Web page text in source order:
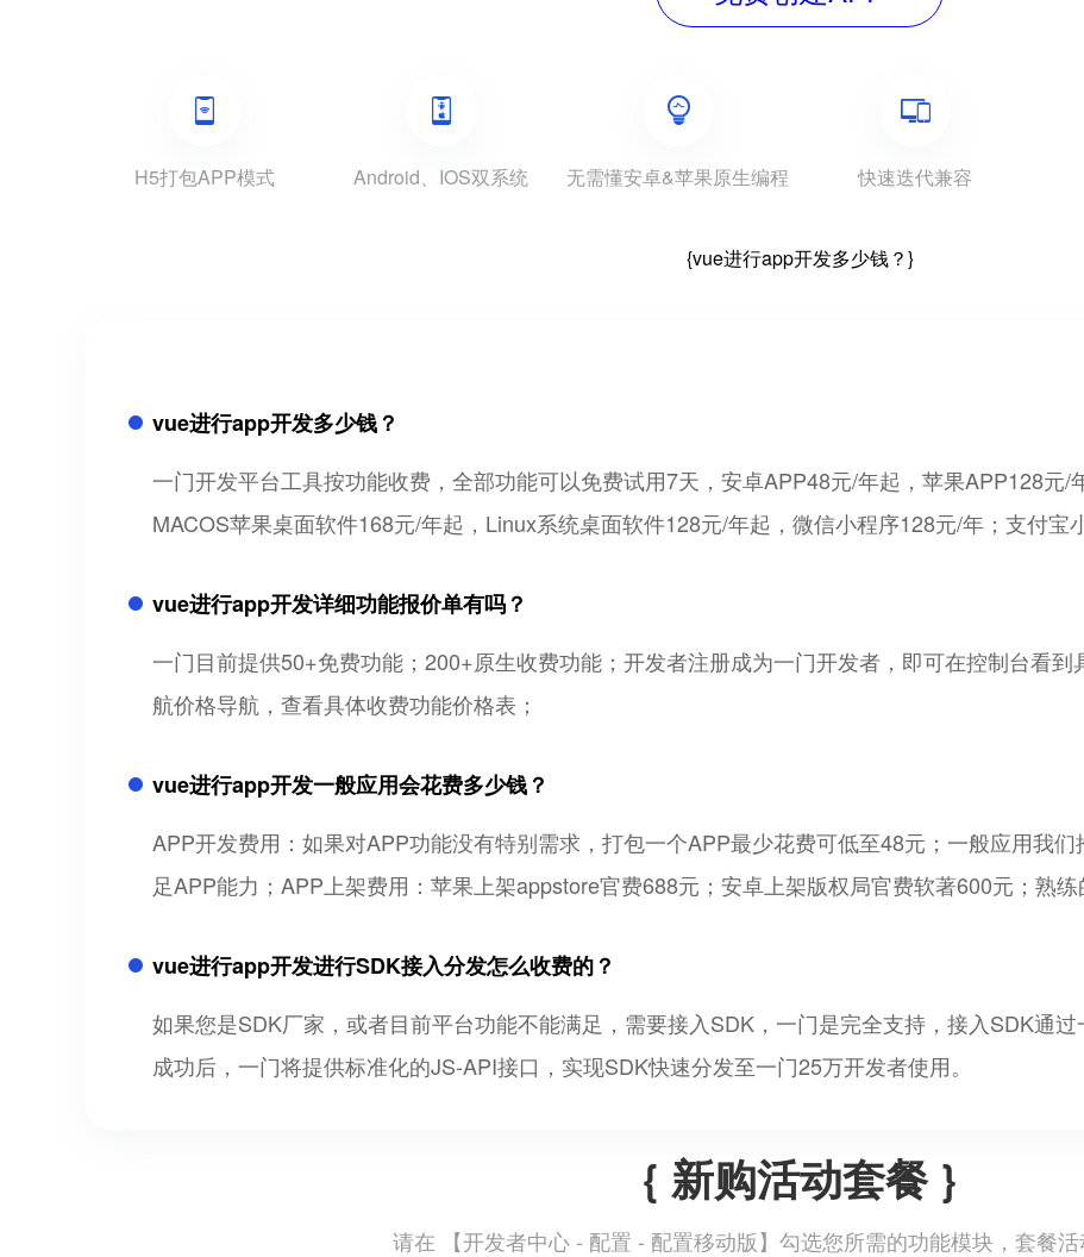
H5打包APP模式 Android、IOS双系统 无需懂安卓&苹果原生编程 快速迭代兼容
{vue进行app开发多少钱？}
vue进行app开发多少钱？
一门开发平台工具按功能收费，全部功能可以免费试用7天，安卓APP48元/年起，苹果APP128元/
MACOS苹果桌面软件168元/年起，Linux系统桌面软件128元/年起，微信小程序128元/年；支付宝
vue进行app开发详细功能报价单有吗？
一门目前提供50+免费功能；200+原生收费功能；开发者注册成为一门开发者，即可在控制台看
航价格导航，查看具体收费功能价格表；
vue进行app开发一般应用会花费多少钱？
APP开发费用：如果对APP功能没有特别需求，打包一个APP最少花费可低至48元；一般应用我
足APP能力；APP上架费用：苹果上架appstore官费688元；安卓上架版权局官费软著600元；熟练
vue进行app开发进行SDK接入分发怎么收费的？
如果您是SDK厂家，或者目前平台功能不能满足，需要接入SDK，一门是完全支持，接入SDK通
成功后，一门将提供标准化的JS-API接口，实现SDK快速分发至一门25万开发者使用。
{ 新购活动套餐 }
请在 【开发者中心 - 配置 - 配置移动版】勾选您所需的功能模块，套餐活